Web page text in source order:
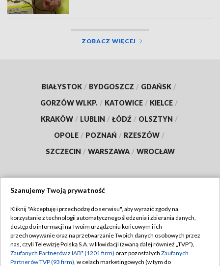
ZOBACZ WIĘCEJ
BIAŁYSTOK / BYDGOSZCZ / GDAŃSK /
GORZÓW WLKP. / KATOWICE / KIELCE /
KRAKÓW / LUBLIN / ŁÓDŹ / OLSZTYN /
OPOLE / POZNAŃ / RZESZÓW /
SZCZECIN / WARSZAWA / WROCŁAW
TVP
Abonament TVP
Emisja w TVP
Regulamin TVP
Polityka prywatności
Szanujemy Twoją prywatność
Kliknij "Akceptuję i przechodzę do serwisu", aby wyrazić zgody na
korzystanie z technologii automatycznego śledzenia i zbierania danych,
dostęp do informacji na Twoim urządzeniu końcowym i ich
przechowywanie oraz na przetwarzanie Twoich danych osobowych przez
nas, czyli Telewizję Polską S.A. w likwidacji (zwaną dalej również „TVP”),
Zaufanych Partnerów z IAB* (1201 firm) oraz pozostałych Zaufanych
Partnerów TVP (93 firm), w celach marketingowych (w tym do